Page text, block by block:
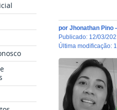
porJhonathan Pino
publicado: 12/03/
última modificação: